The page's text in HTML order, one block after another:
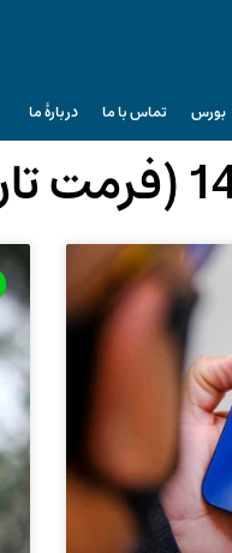
بورس تماس با ما دربارۀ ما